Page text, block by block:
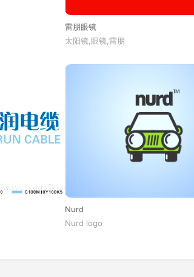
雷朋眼镜
太阳镜,眼镜,雷朋
Nurd
Nurd logo